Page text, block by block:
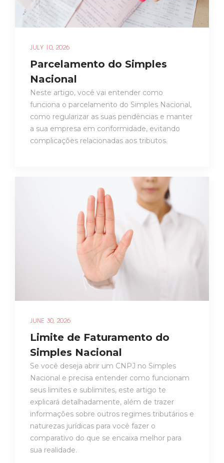
JULY 10, 2026
Parcelamento do Simples
Nacional
Neste artigo, você vai entender como
funciona o parcelamento do Simples Nacional,
como regularizar as suas pendências e manter
a sua empresa em conformidade, evitando
complicações relacionadas aos tributos.
JUNE 30, 2026
Limite de Faturamento do
Simples Nacional
Se você deseja abrir um CNPJ no Simples
Nacional e precisa entender como funcionam
seus limites e sublimites, este artigo te
explicará detalhadamente, além de trazer
informações sobre outros regimes tributários e
naturezas jurídicas para você fazer o
comparativo do que se encaixa melhor para
sua realidade.